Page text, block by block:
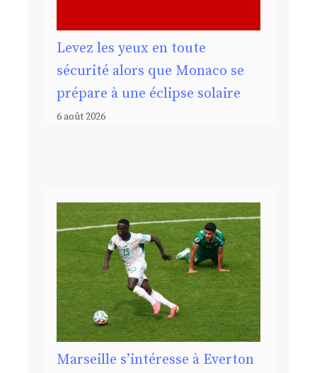
Levez les yeux en toute
sécurité alors que Monaco se
prépare à une éclipse solaire
6 août 2026
Marseille s’intéresse à Everton